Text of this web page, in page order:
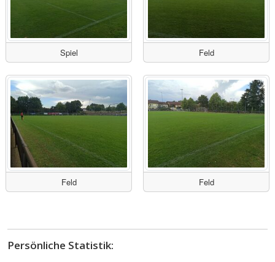
Spiel Feld
Feld Feld
Persönliche Statistik: